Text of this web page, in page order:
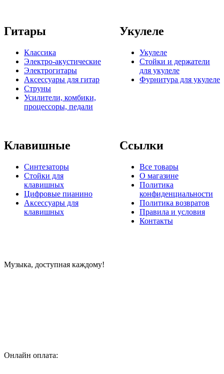
Гитары
Классика
Электро-акустические
Электрогитары
Аксессуары для гитар
Струны
Усилители, комбики,
процессоры, педали
Укулеле
Укулеле
Стойки и держатели
для укулеле
Фурнитура для укулеле
Клавишные
Синтезаторы
Стойки для
клавишных
Цифровые пианино
Аксессуары для
клавишных
Ссылки
Все товары
О магазине
Политика
конфиденциальности
Политика возвратов
Правила и условия
Контакты
Музыка, доступная каждому!
Онлайн оплата: